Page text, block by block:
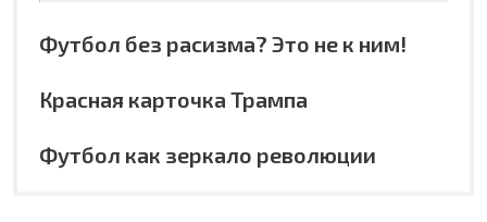
Футбол без расизма? Это не к ним!
Красная карточка Трампа
Футбол как зеркало революции